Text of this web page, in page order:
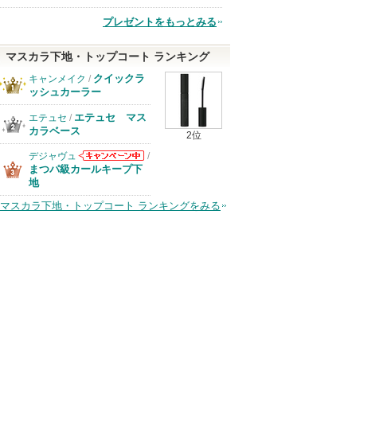
品
プレゼントをもっとみる
マスカラ下地・トップコート ランキング
2位
キャンメイク / クイックラ
ッシュカーラー
エテュセ / エテュセ マス
カラベース
デジャヴュ
デジャヴュから
ります
/
まつパ級カールキープ下
地
マスカラ下地・トップコート ランキングをみる